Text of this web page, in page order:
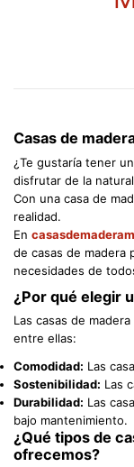
Casas de
¿Te gustaría tener
disfrutar de la
Con una casa de
realidad.
En
de casas de madera
necesidades de
¿Por qué elegir
Las casas de
entre ellas:
Comodidad: Las
Sostenibilidad: Las
Durabilidad: Las
bajo mantenimiento.
¿Qué tipos de
ofrecemos?